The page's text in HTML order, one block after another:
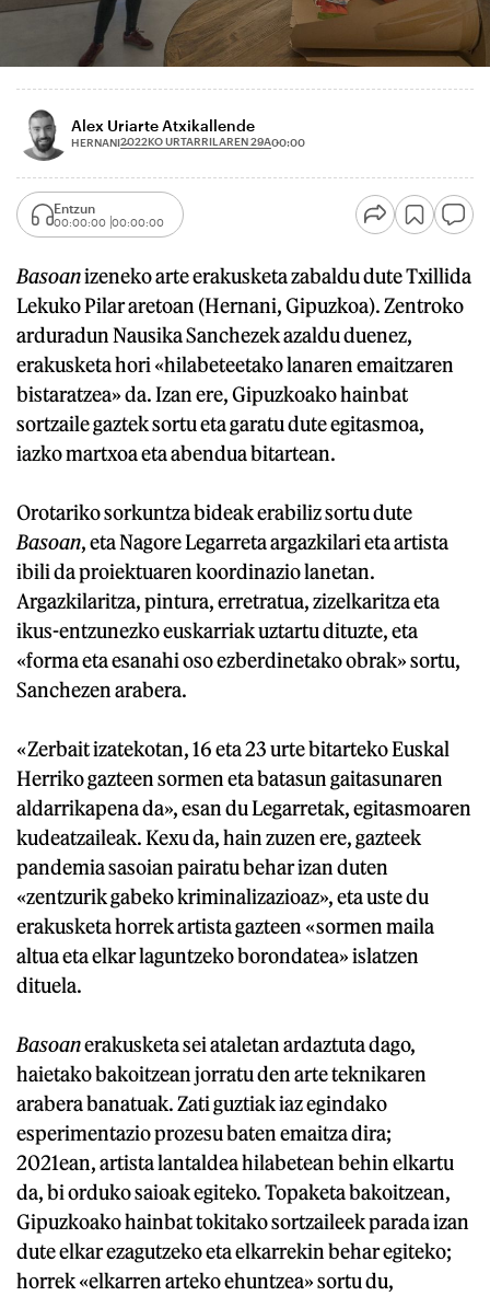
Alex Uriarte Atxikallende
HERNANI2022KO URTARRILAREN 29A00:00
Entzun
00:00:00 00:00:00
Basoanizeneko arte erakusketa zabaldu dute Txillida
Lekuko Pilar aretoan (Hernani, Gipuzkoa). Zentroko
arduradun Nausika Sanchezek azaldu duenez,
erakusketa hori «hilabeteetako lanaren emaitzaren
bistaratzea» da. Izan ere, Gipuzkoako hainbat
sortzaile gaztek sortu eta garatu dute egitasmoa,
iazko martxoa eta abendua bitartean.
Orotariko sorkuntza bideak erabiliz sortu dute
Basoan, eta Nagore Legarreta argazkilari eta artista
ibili da proiektuaren koordinazio lanetan.
Argazkilaritza, pintura, erretratua, zizelkaritza eta
ikus-entzunezko euskarriak uztartu dituzte, eta
«forma eta esanahi oso ezberdinetako obrak» sortu,
Sanchezen arabera.
«Zerbait izatekotan, 16 eta 23 urte bitarteko Euskal
Herriko gazteen sormen eta batasun gaitasunaren
aldarrikapena da», esan du Legarretak, egitasmoaren
kudeatzaileak. Kexu da, hain zuzen ere, gazteek
pandemia sasoian pairatu behar izan duten
«zentzurik gabeko kriminalizazioaz», eta uste du
erakusketa horrek artista gazteen «sormen maila
altua eta elkar laguntzeko borondatea» islatzen
dituela.
Basoanerakusketa sei ataletan ardaztuta dago,
haietako bakoitzean jorratu den arte teknikaren
arabera banatuak. Zati guztiak iaz egindako
esperimentazio prozesu baten emaitza dira;
2021ean, artista lantaldea hilabetean behin elkartu
da, bi orduko saioak egiteko. Topaketa bakoitzean,
Gipuzkoako hainbat tokitako sortzaileek parada izan
dute elkar ezagutzeko eta elkarrekin behar egiteko;
horrek «elkarren arteko ehuntzea» sortu du,